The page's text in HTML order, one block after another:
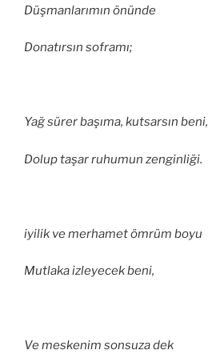
Düşmanlarımın önünde
Donatırsın soframı;
Yağ sürer başıma, kutsarsın beni,
Dolup taşar ruhumun zenginliği.
iyilik ve merhamet ömrüm boyu
Mutlaka izleyecek beni,
Ve meskenim sonsuza dek